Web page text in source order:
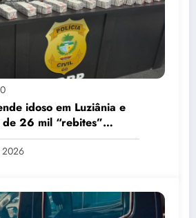
0
idoso em Luziânia e
26 mil “rebites”
2026